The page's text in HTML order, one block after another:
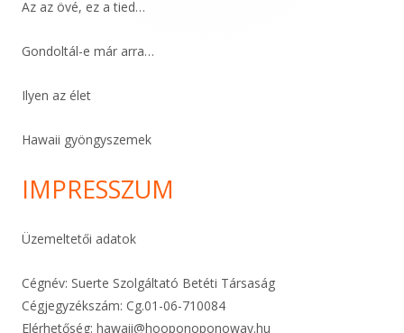
Az az övé, ez a tied…
Gondoltál-e már arra…
Ilyen az élet
Hawaii gyöngyszemek
IMPRESSZUM
Üzemeltetői adatok
Cégnév: Suerte Szolgáltató Betéti Társaság
Cégjegyzékszám: Cg.01-06-710084
Elérhetőség: hawaii@hooponoponoway.hu